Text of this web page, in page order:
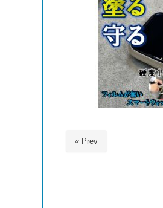
« Prev